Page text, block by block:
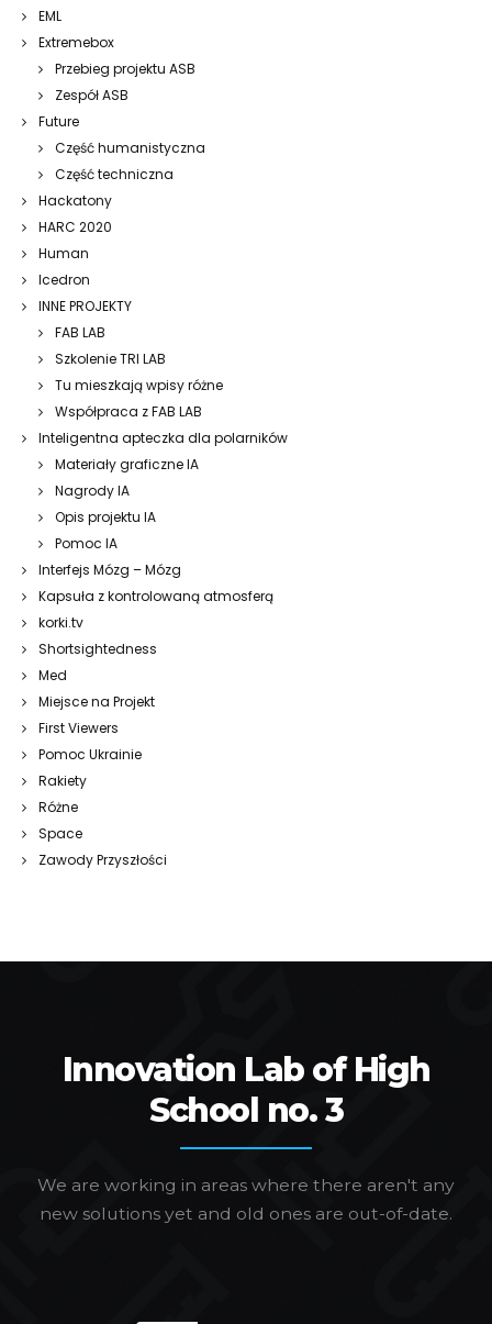
EML
Extremebox
Przebieg projektu ASB
Zespół ASB
Future
Część humanistyczna
Część techniczna
Hackatony
HARC 2020
Human
Icedron
INNE PROJEKTY
FAB LAB
Szkolenie TRI LAB
Tu mieszkają wpisy różne
Współpraca z FAB LAB
Inteligentna apteczka dla polarników
Materiały graficzne IA
Nagrody IA
Opis projektu IA
Pomoc IA
Interfejs Mózg – Mózg
Kapsuła z kontrolowaną atmosferą
korki.tv
Shortsightedness
Med
Miejsce na Projekt
First Viewers
Pomoc Ukrainie
Rakiety
Różne
Space
Zawody Przyszłości
Innovation Lab of High
School no. 3
We are working in areas where there aren't any
new solutions yet and old ones are out-of-date.